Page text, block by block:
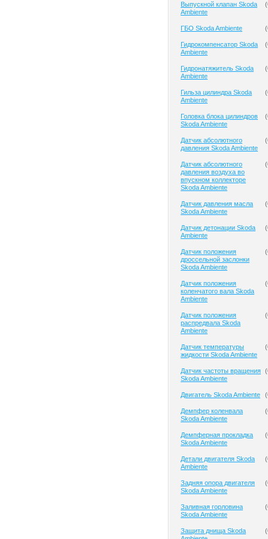
Выпускной клапан Skoda
Ambiente
(
ГБО Skoda Ambiente (
Гидрокомпенсатор Skoda
Ambiente
(
Гидронатяжитель Skoda
Ambiente
(
Гильза цилиндра Skoda
Ambiente
(
Головка блока цилиндров
Skoda Ambiente
(
Датчик абсолютного
давления Skoda Ambiente
(
Датчик абсолютного
давления воздуха во
впускном коллекторе
Skoda Ambiente
(
Датчик давления масла
Skoda Ambiente
(
Датчик детонации Skoda
Ambiente
(
Датчик положения
дроссельной заслонки
Skoda Ambiente
(
Датчик положения
коленчатого вала Skoda
Ambiente
(
Датчик положения
распредвала Skoda
Ambiente
(
Датчик температуры
жидкости Skoda Ambiente
(
Датчик частоты вращения
Skoda Ambiente
(
Двигатель Skoda Ambiente (
Демпфер коленвала
Skoda Ambiente
(
Демпферная прокладка
Skoda Ambiente
(
Детали двигателя Skoda
Ambiente
(
Задняя опора двигателя
Skoda Ambiente
(
Заливная горловина
Skoda Ambiente
(
Защита днища Skoda
(